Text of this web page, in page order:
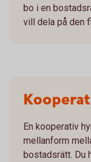
bo i en
vill dela på den
En kooperativ
mellanform
bostadsrätt. Du